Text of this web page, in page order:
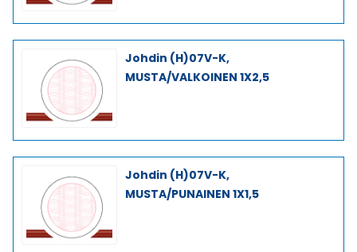
Johdin (H)07V-K,
MUSTA/VALKOINEN 1X2,5
Johdin (H)07V-K,
MUSTA/PUNAINEN 1X1,5